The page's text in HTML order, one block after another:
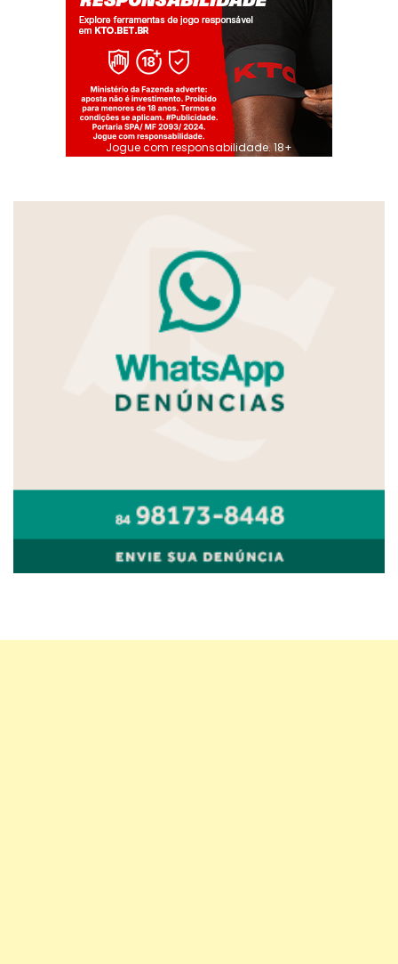
Jogue com responsabilidade. 18+